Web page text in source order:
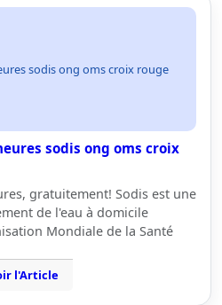
sodis ong oms croix rouge
sodis ong oms croix
gratuitement! Sodis est une
de l'eau à domicile
Mondiale de la Santé
l'Article